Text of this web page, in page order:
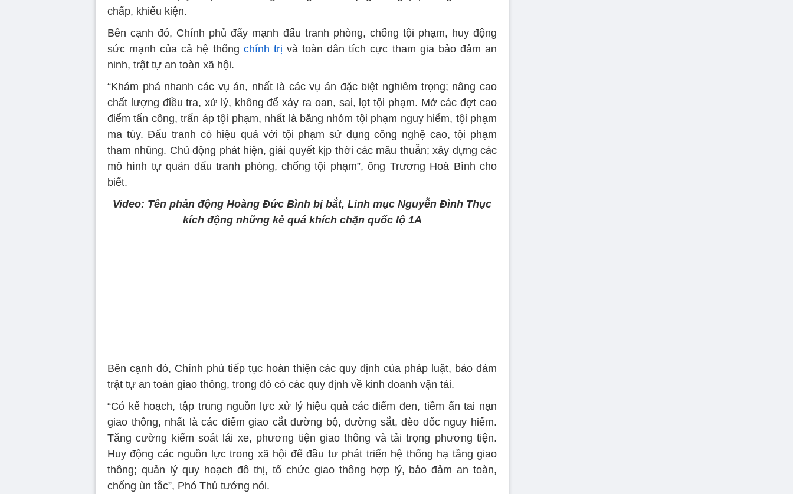
chấp, khiếu kiện.
Bên cạnh đó, Chính phủ đẩy mạnh đấu tranh phòng, chống tội phạm, huy động
sức mạnh của cả hệ thống chính trị và toàn dân tích cực tham gia bảo đảm an
ninh, trật tự an toàn xã hội.
“Khám phá nhanh các vụ án, nhất là các vụ án đặc biệt nghiêm trọng; nâng cao
chất lượng điều tra, xử lý, không để xảy ra oan, sai, lọt tội phạm. Mở các đợt cao
điểm tấn công, trấn áp tội phạm, nhất là băng nhóm tội phạm nguy hiểm, tội phạm
ma túy. Đấu tranh có hiệu quả với tội phạm sử dụng công nghệ cao, tội phạm
tham nhũng. Chủ động phát hiện, giải quyết kịp thời các mâu thuẫn; xây dựng các
mô hình tự quản đấu tranh phòng, chống tội phạm”, ông Trương Hoà Bình cho
biết.
Video: Tên phản động Hoàng Đức Bình bị bắt, Linh mục Nguyễn Đình Thục
kích động những kẻ quá khích chặn quốc lộ 1A
Bên cạnh đó, Chính phủ tiếp tục hoàn thiện các quy định của pháp luật, bảo đảm
trật tự an toàn giao thông, trong đó có các quy định về kinh doanh vận tải.
“Có kế hoạch, tập trung nguồn lực xử lý hiệu quả các điểm đen, tiềm ẩn tai nạn
giao thông, nhất là các điểm giao cắt đường bộ, đường sắt, đèo dốc nguy hiểm.
Tăng cường kiểm soát lái xe, phương tiện giao thông và tải trọng phương tiện.
Huy động các nguồn lực trong xã hội để đầu tư phát triển hệ thống hạ tầng giao
thông; quản lý quy hoạch đô thị, tổ chức giao thông hợp lý, bảo đảm an toàn,
chống ùn tắc”, Phó Thủ tướng nói.